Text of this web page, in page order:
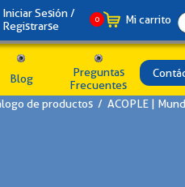
Iniciar Sesión /
Registrarse
0 Mi carrito
Blog
Preguntas
Frecuentes
de productos / ACOPLE |